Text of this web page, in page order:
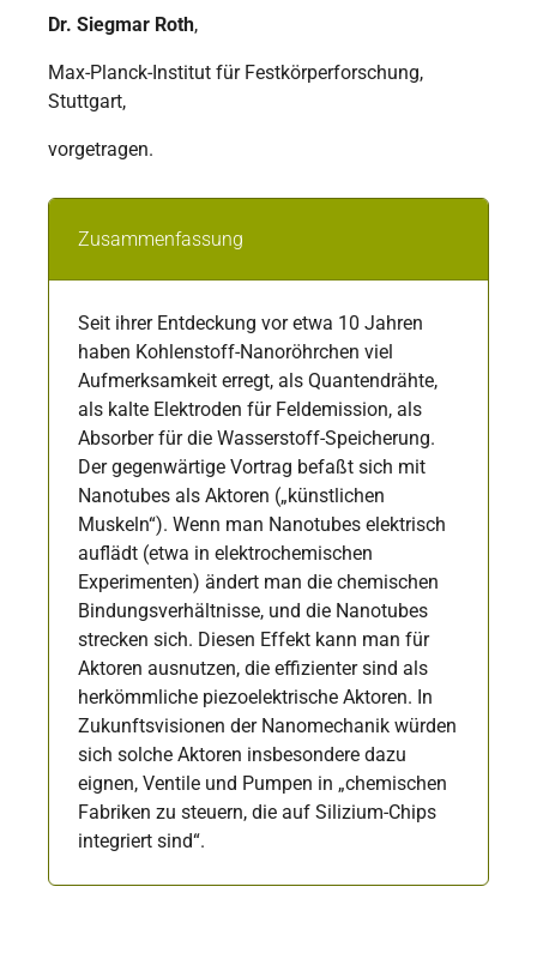
Dr. Siegmar Roth,
Max-Planck-Institut für Festkörperforschung,
Stuttgart,
vorgetragen.
Zusammenfassung
Seit ihrer Entdeckung vor etwa 10 Jahren
haben Kohlenstoff-Nanoröhrchen viel
Aufmerksamkeit erregt, als Quantendrähte,
als kalte Elektroden für Feldemission, als
Absorber für die Wasserstoff-Speicherung.
Der gegenwärtige Vortrag befaßt sich mit
Nanotubes als Aktoren („künstlichen
Muskeln“). Wenn man Nanotubes elektrisch
auflädt (etwa in elektrochemischen
Experimenten) ändert man die chemischen
Bindungsverhältnisse, und die Nanotubes
strecken sich. Diesen Effekt kann man für
Aktoren ausnutzen, die effizienter sind als
herkömmliche piezoelektrische Aktoren. In
Zukunftsvisionen der Nanomechanik würden
sich solche Aktoren insbesondere dazu
eignen, Ventile und Pumpen in „chemischen
Fabriken zu steuern, die auf Silizium-Chips
integriert sind“.